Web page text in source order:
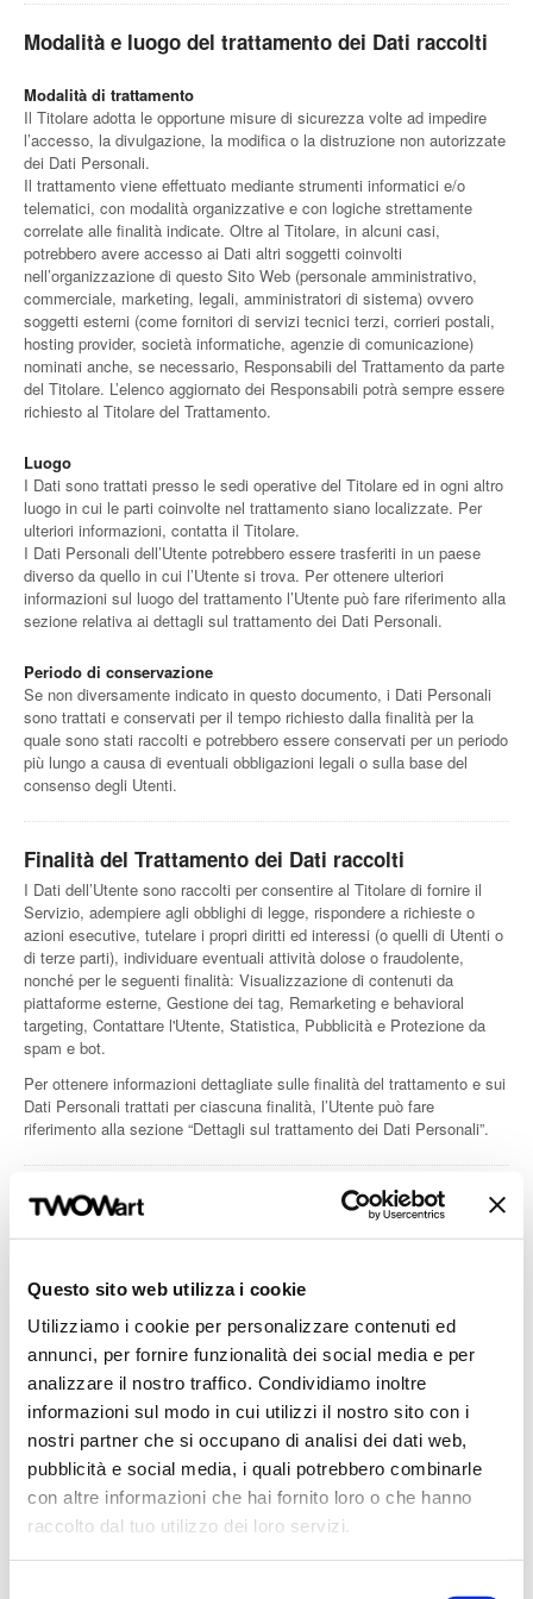
Questo sito web utilizza i cookie
Utilizziamo i cookie per personalizzare contenuti ed
annunci, per fornire funzionalità dei social media e per
analizzare il nostro traffico. Condividiamo inoltre
informazioni sul modo in cui utilizzi il nostro sito con i
nostri partner che si occupano di analisi dei dati web,
pubblicità e social media, i quali potrebbero combinarle
con altre informazioni che hai fornito loro o che hanno
raccolto dal tuo utilizzo dei loro servizi.
Modalità e luogo del trattamento dei Dati raccolti
Modalità di trattamento
Il Titolare adotta le opportune misure di sicurezza volte ad impedire
l’accesso, la divulgazione, la modifica o la distruzione non autorizzate
dei Dati Personali.
Il trattamento viene effettuato mediante strumenti informatici e/o
telematici, con modalità organizzative e con logiche strettamente
correlate alle finalità indicate. Oltre al Titolare, in alcuni casi,
potrebbero avere accesso ai Dati altri soggetti coinvolti
nell’organizzazione di questo Sito Web (personale amministrativo,
commerciale, marketing, legali, amministratori di sistema) ovvero
soggetti esterni (come fornitori di servizi tecnici terzi, corrieri postali,
hosting provider, società informatiche, agenzie di comunicazione)
nominati anche, se necessario, Responsabili del Trattamento da parte
del Titolare. L’elenco aggiornato dei Responsabili potrà sempre essere
richiesto al Titolare del Trattamento.
Luogo
I Dati sono trattati presso le sedi operative del Titolare ed in ogni altro
luogo in cui le parti coinvolte nel trattamento siano localizzate. Per
ulteriori informazioni, contatta il Titolare.
I Dati Personali dell’Utente potrebbero essere trasferiti in un paese
diverso da quello in cui l’Utente si trova. Per ottenere ulteriori
informazioni sul luogo del trattamento l’Utente può fare riferimento alla
sezione relativa ai dettagli sul trattamento dei Dati Personali.
Periodo di conservazione
Se non diversamente indicato in questo documento, i Dati Personali
sono trattati e conservati per il tempo richiesto dalla finalità per la
quale sono stati raccolti e potrebbero essere conservati per un periodo
più lungo a causa di eventuali obbligazioni legali o sulla base del
consenso degli Utenti.
Finalità del Trattamento dei Dati raccolti
I Dati dell’Utente sono raccolti per consentire al Titolare di fornire il
Servizio, adempiere agli obblighi di legge, rispondere a richieste o
azioni esecutive, tutelare i propri diritti ed interessi (o quelli di Utenti o
di terze parti), individuare eventuali attività dolose o fraudolente,
nonché per le seguenti finalità: Visualizzazione di contenuti da
piattaforme esterne, Gestione dei tag, Remarketing e behavioral
targeting, Contattare l'Utente, Statistica, Pubblicità e Protezione da
spam e bot.
Per ottenere informazioni dettagliate sulle finalità del trattamento e sui
Dati Personali trattati per ciascuna finalità, l’Utente può fare
riferimento alla sezione “Dettagli sul trattamento dei Dati Personali”.
Dettagli sul trattamento dei Dati Personali
I Dati Personali sono raccolti per le seguenti finalità ed utilizzando i
Contattare l'Utente
Gestione dei tag
Protezione da spam e bot
Pubblicità